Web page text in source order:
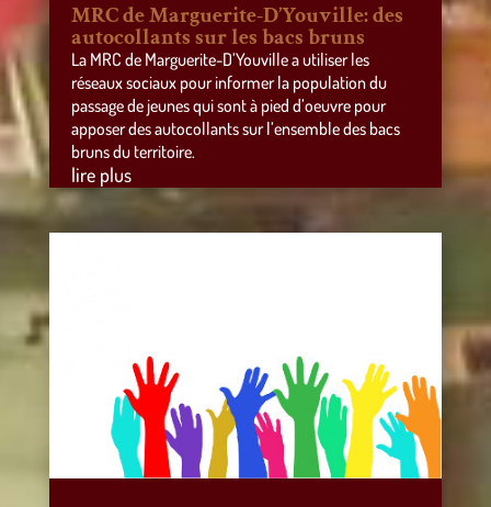
MRC de Marguerite-D’Youville: des
autocollants sur les bacs bruns
La MRC de Marguerite-D’Youville a utiliser les
réseaux sociaux pour informer la population du
passage de jeunes qui sont à pied d’oeuvre pour
apposer des autocollants sur l’ensemble des bacs
bruns du territoire.
lire plus